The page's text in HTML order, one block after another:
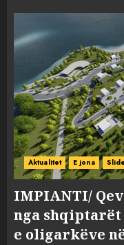
Aktualitet E jona
IMPIANTI/
nga shqiptarët
e oligarkëve